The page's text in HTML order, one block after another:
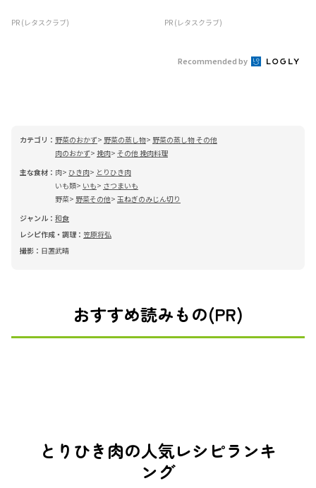
PR (レタスクラブ) PR (レタスクラブ)
Recommended by
カテゴリ： 野菜のおかず 野菜の蒸し物
野菜の蒸し物 その他
肉のおかず 挽肉 その他 挽肉料理
主な食材： 肉 ひき肉
とりひき肉
いも類
いも
さつまいも
野菜
野菜その他
玉ねぎのみじん切り
ジャンル： 和食
レシピ作成・調理： 笠原将弘
撮影： 日置武晴
おすすめ読みもの(PR)
とりひき肉の人気レシピランキ
ング